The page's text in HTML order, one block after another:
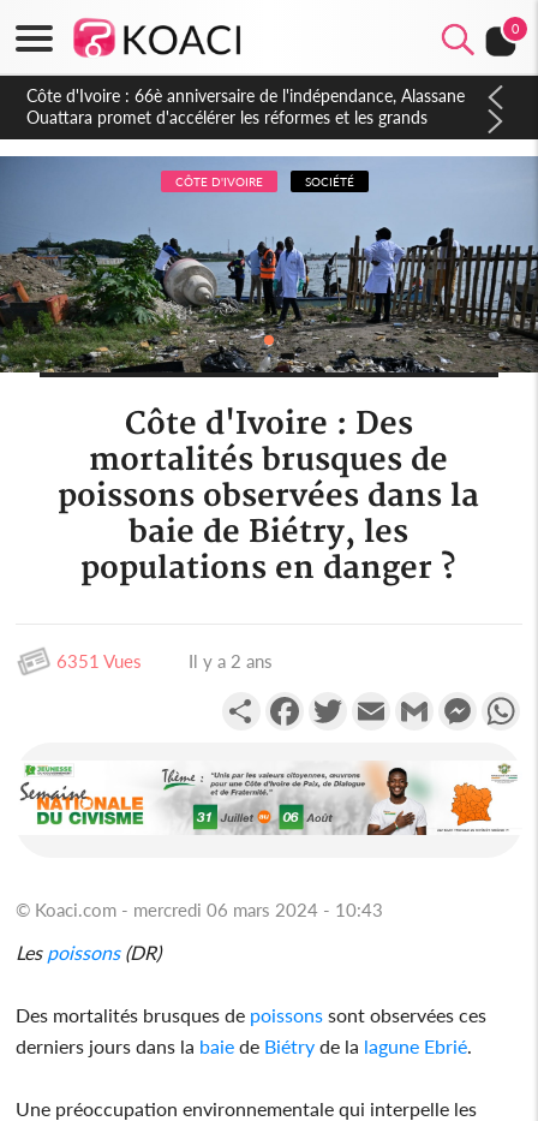
0
Côte d'Ivoire : À Abidjan, Amadou Oury Bah admire le modèle
ivoirien et veut s'en inspirer pour accélérer le développement
de la Guinée
CÔTE D'IVOIRE SOCIÉTÉ
Côte d'Ivoire : Des
mortalités brusques de
poissons observées dans la
baie de Biétry, les
populations en danger ?
6351 Vues Il y a 2 ans
PartagerFacebookTwitterEmail Gmail
© Koaci.com - mercredi 06 mars 2024 - 10:43
Les poissons(DR)
Des mortalités brusques de poissons sont observées ces
derniers jours dans la baie de Biétry de la lagune Ebrié.
Une préoccupation environnementale qui interpelle les